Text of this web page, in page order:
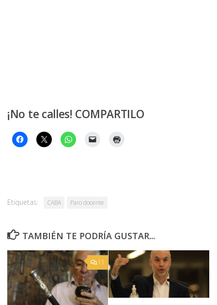
¡No te calles! COMPARTILO
Etiquetas: CABA Paro docente
TAMBIÉN TE PODRÍA GUSTAR...
11